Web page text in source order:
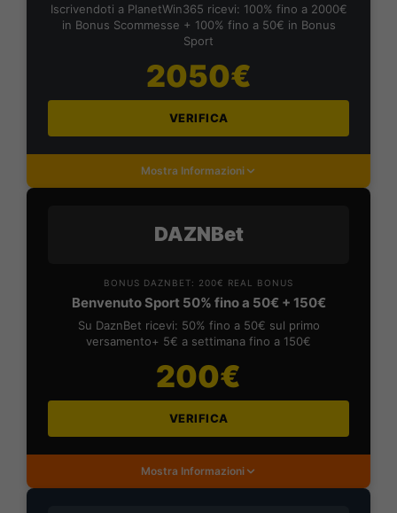
Iscrivendoti a PlanetWin365 ricevi: 100% fino a 2000€
in Bonus Scommesse + 100% fino a 50€ in Bonus
Sport
2050€
VERIFICA
Mostra Informazioni
DAZNBet
BONUS DAZNBET: 200€ REAL BONUS
Benvenuto Sport 50% fino a 50€ + 150€
Su DaznBet ricevi: 50% fino a 50€ sul primo
versamento+ 5€ a settimana fino a 150€
200€
VERIFICA
Mostra Informazioni